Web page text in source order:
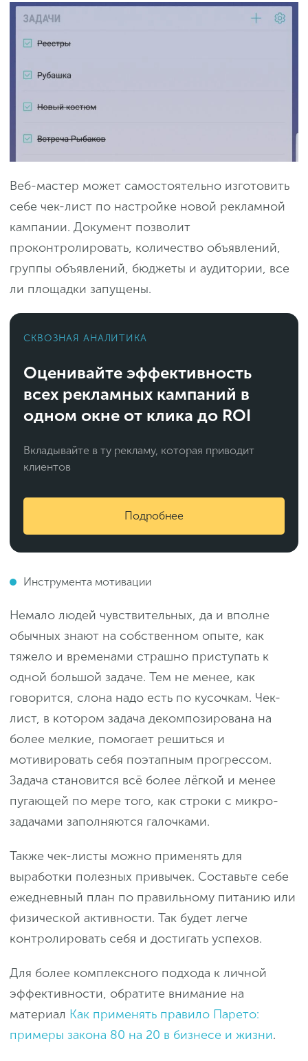
Веб-мастер может самостоятельно изготовить
себе чек-лист по настройке новой рекламной
кампании. Документ позволит
проконтролировать, количество объявлений,
группы объявлений, бюджеты и аудитории, все
ли площадки запущены.
СКВОЗНАЯ АНАЛИТИКА
Оценивайте эффективность
всех рекламных кампаний в
одном окне от клика до ROI
Вкладывайте в ту рекламу, которая приводит
клиентов
Подробнее
Инструмента мотивации
Немало людей чувствительных, да и вполне
обычных знают на собственном опыте, как
тяжело и временами страшно приступать к
одной большой задаче. Тем не менее, как
говорится, слона надо есть по кусочкам. Чек-
лист, в котором задача декомпозирована на
более мелкие, помогает решиться и
мотивировать себя поэтапным прогрессом.
Задача становится всё более лёгкой и менее
пугающей по мере того, как строки с микро-
задачами заполняются галочками.
Также чек-листы можно применять для
выработки полезных привычек. Составьте себе
ежедневный план по правильному питанию или
физической активности. Так будет легче
контролировать себя и достигать успехов.
Для более комплексного подхода к личной
эффективности, обратите внимание на
материал Как применять правило Парето:
примеры закона 80 на 20 в бизнесе и жизни.